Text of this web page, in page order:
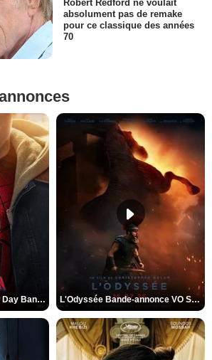
Robert Redford ne voulait
absolument pas de remake
pour ce classique des années
70
Spider-Man: Brand New Day Bande-annonce VO STFR L'Odyssée Bande-annonce VO STFR